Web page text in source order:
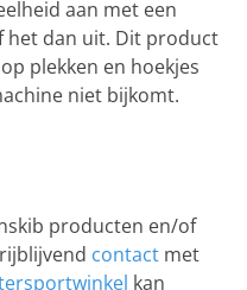
aan met een
het dan uit. Dit product
plekken en hoekjes
niet bijkomt.
producten en/of
contact met
kan